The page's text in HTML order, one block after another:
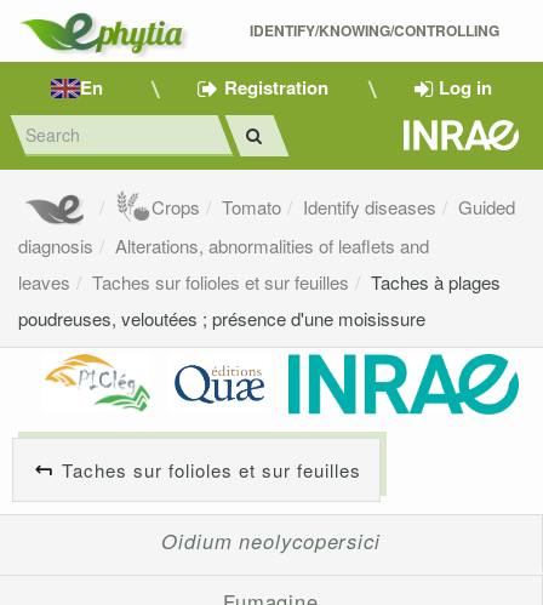
IDENTIFY/KNOWING/CONTROLLING
En Registration Log in
Crops Tomato Identify diseases
Guided
diagnosis
Alterations, abnormalities of leaflets and
leaves
Taches sur folioles et sur feuilles
Taches à plages
poudreuses, veloutées ; présence d'une moisissure
Taches sur folioles et sur feuilles
Oidium neolycopersici